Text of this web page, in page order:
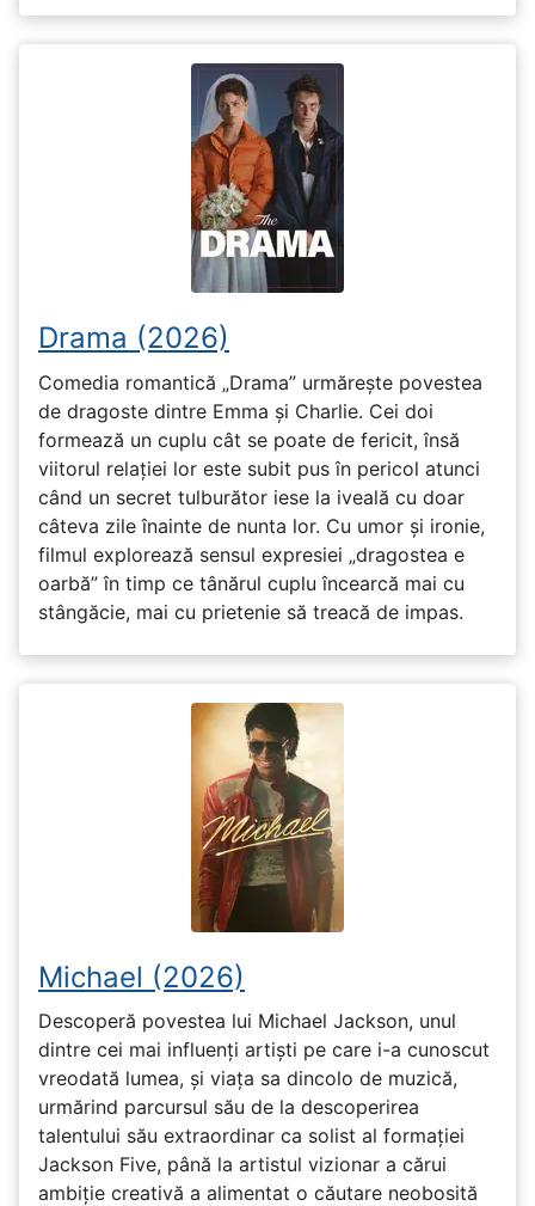
Drama (2026)
Comedia romantică „Drama” urmărește povestea
de dragoste dintre Emma și Charlie. Cei doi
formează un cuplu cât se poate de fericit, însă
viitorul relației lor este subit pus în pericol atunci
când un secret tulburător iese la iveală cu doar
câteva zile înainte de nunta lor. Cu umor și ironie,
filmul explorează sensul expresiei „dragostea e
oarbă” în timp ce tânărul cuplu încearcă mai cu
stângăcie, mai cu prietenie să treacă de impas.
Michael (2026)
Descoperă povestea lui Michael Jackson, unul
dintre cei mai influenți artiști pe care i-a cunoscut
vreodată lumea, și viața sa dincolo de muzică,
urmărind parcursul său de la descoperirea
talentului său extraordinar ca solist al formației
Jackson Five, până la artistul vizionar a cărui
ambiție creativă a alimentat o căutare neobosită